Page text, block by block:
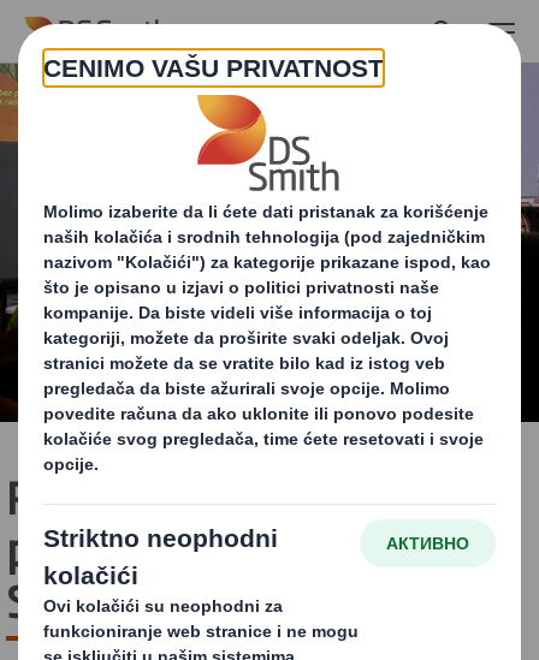
Skip to main content
Proslava 4 godine bez
povreda na radu u DS
Smith Kruševac, Srbija